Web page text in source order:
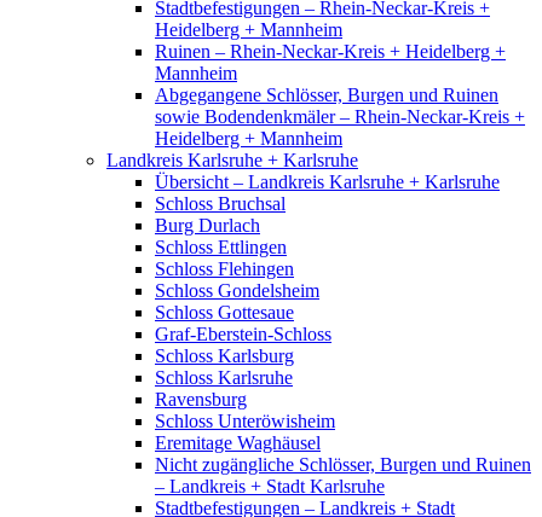
Stadtbefestigungen – Rhein-Neckar-Kreis +
Heidelberg + Mannheim
Ruinen – Rhein-Neckar-Kreis + Heidelberg +
Mannheim
Abgegangene Schlösser, Burgen und Ruinen
sowie Bodendenkmäler – Rhein-Neckar-Kreis +
Heidelberg + Mannheim
Landkreis Karlsruhe + Karlsruhe
Übersicht – Landkreis Karlsruhe + Karlsruhe
Schloss Bruchsal
Burg Durlach
Schloss Ettlingen
Schloss Flehingen
Schloss Gondelsheim
Schloss Gottesaue
Graf-Eberstein-Schloss
Schloss Karlsburg
Schloss Karlsruhe
Ravensburg
Schloss Unteröwisheim
Eremitage Waghäusel
Nicht zugängliche Schlösser, Burgen und Ruinen
– Landkreis + Stadt Karlsruhe
Stadtbefestigungen – Landkreis + Stadt